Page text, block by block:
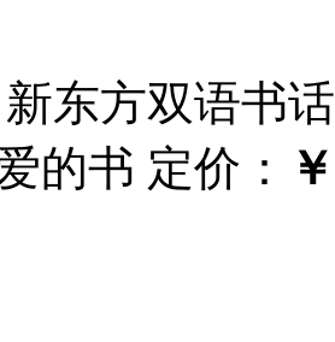
新东方双语书
的书 定价：